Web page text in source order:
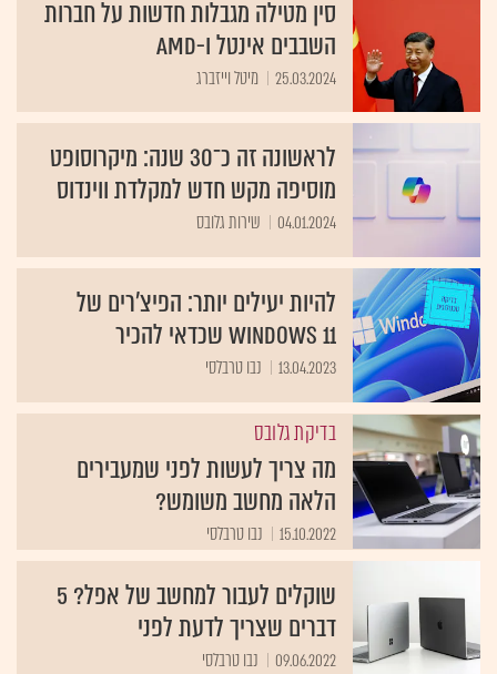
סין מטילה מגבלות חדשות על חברות
השבבים אינטל ו-AMD
25.03.2024 מיטל וייזברג
לראשונה זה כ־30 שנה: מיקרוסופט
מוסיפה מקש חדש למקלדת ווינדוס
04.01.2024 שירות גלובס
להיות יעילים יותר: הפיצ'רים של
Windows 11 שכדאי להכיר
13.04.2023 נבו טרבלסי
בדיקת גלובס
מה צריך לעשות לפני שמעבירים
הלאה מחשב משומש?
15.10.2022 נבו טרבלסי
שוקלים לעבור למחשב של אפל? 5
דברים שצריך לדעת לפני
09.06.2022 נבו טרבלסי